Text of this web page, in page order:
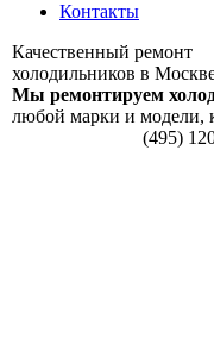
Контакты
Качественный ремонт
холодильников в
Мы ремонтируем
любой марки и модели,
(495)